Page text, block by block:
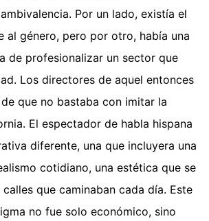
Por un lado, existía el
al género, pero por otro, había una
de profesionalizar un sector que
Los directores de aquel entonces
que no bastaba con imitar la
El espectador de habla hispana
diferente, una que incluyera una
cotidiano, una estética que se
que caminaban cada día. Este
no fue solo económico, sino